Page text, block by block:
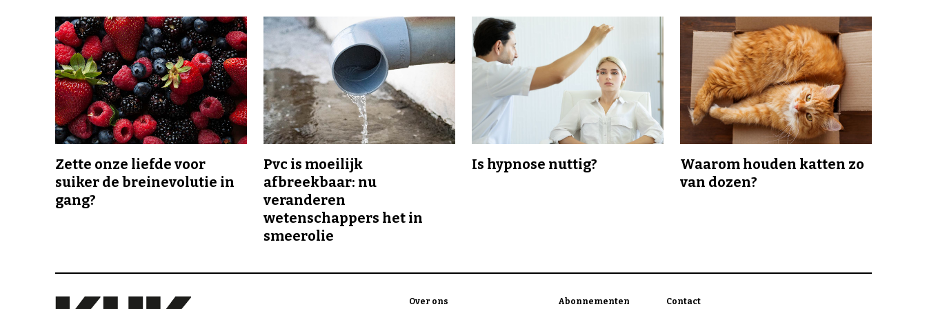
Zette onze liefde voor
suiker de breinevolutie in
gang?
Pvc is moeilijk
afbreekbaar: nu
veranderen
wetenschappers het in
smeerolie
Is hypnose nuttig?
Waarom houden katten zo
van dozen?
Over ons Abonnementen Contact